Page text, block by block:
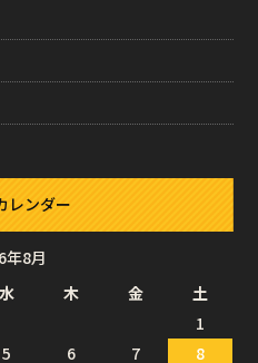
レンダー
年8月
水 木 金 土
1
5 6 7
8